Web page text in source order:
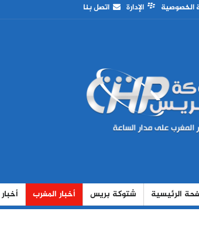
الخصوصية الإدارة اتصل بنا
الرئيسية شتوكة بريس أخبار المغرب